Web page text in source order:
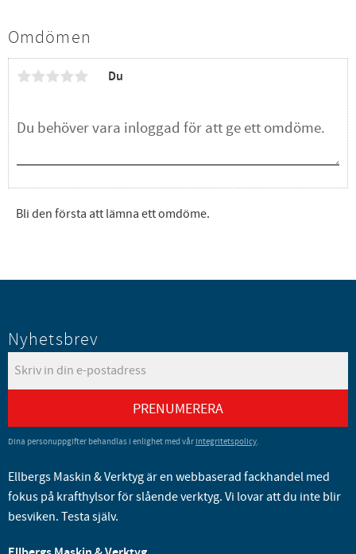
Omdömen
Du
Bli den första att lämna ett omdöme.
Nyhetsbrev
PRENUMERERA
Dina personuppgifter behandlas i enlighet med vår integritetspolicy.
Ellbergs Maskin & Verktyg är en webbaserad fackhandel med
fokus på krafthylsor för slående verktyg. Vi lovar att du inte blir
besviken. Testa själv.